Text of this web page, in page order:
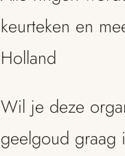
keurteken en
Holland
Wil je deze
geelgoud graag